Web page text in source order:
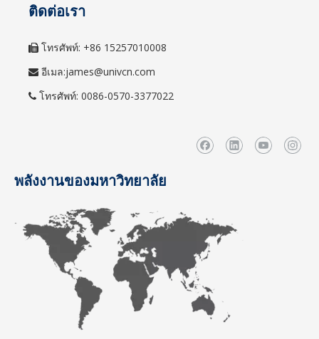
ติดต่อเรา
 โทรศัพท์: +86 15257010008
 อีเมล:james@univcn.com
 โทรศัพท์: 0086-0570-3377022
พลังงานของมหาวิทยาลัย